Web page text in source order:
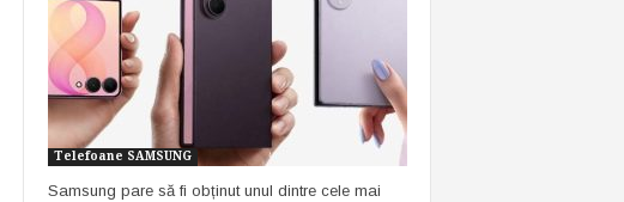
Telefoane SAMSUNG
Samsung pare să fi obținut unul dintre cele mai